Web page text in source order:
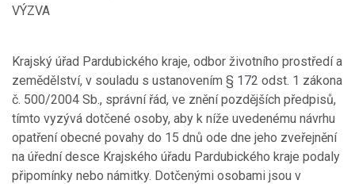
VÝZVA
Krajský úřad Pardubického kraje, odbor životního prostředí a
zemědělství, v souladu s ustanovením § 172 odst. 1 zákona
č. 500/2004 Sb., správní řád, ve znění pozdějších předpisů,
tímto vyzývá dotčené osoby, aby k níže uvedenému návrhu
opatření obecné povahy do 15 dnů ode dne jeho zveřejnění
na úřední desce Krajského úřadu Pardubického kraje podaly
připomínky nebo námitky. Dotčenými osobami jsou v